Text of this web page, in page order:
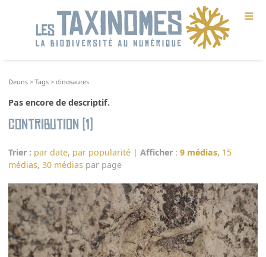
≡
Deuns >Tags >dinosaures
Pas encore de descriptif.
Contribution (1)
Trier : par date, par popularité |Afficher :9 médias, 15
médias,30 médias par page